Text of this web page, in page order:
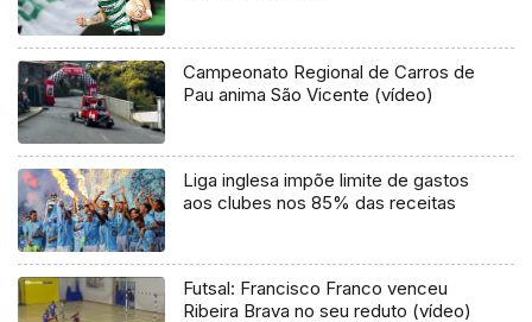
Campeonato Regional de Carros de
Pau anima São Vicente (vídeo)
Liga inglesa impõe limite de gastos
aos clubes nos 85% das receitas
Futsal: Francisco Franco venceu
Ribeira Brava no seu reduto (vídeo)